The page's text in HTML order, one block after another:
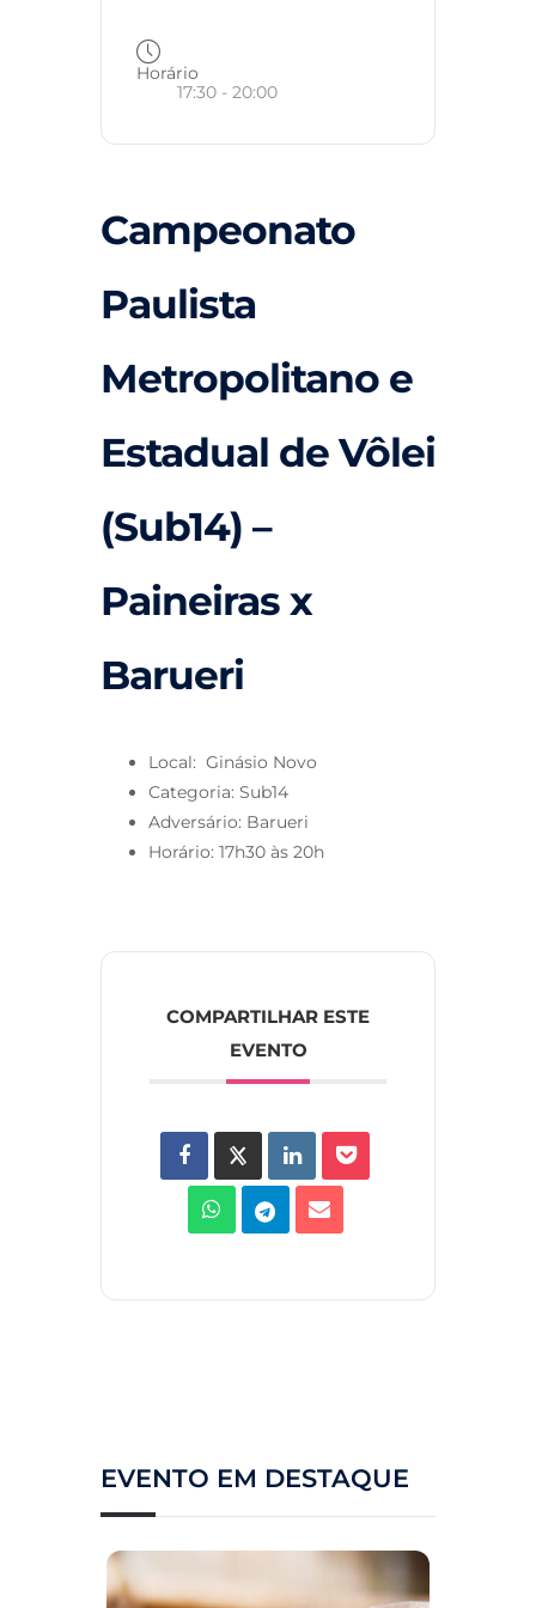
Horário
17:30 - 20:00
Campeonato
Paulista
Metropolitano e
Estadual de Vôlei
(Sub14) –
Paineiras x
Barueri
Local: Ginásio Novo
Categoria: Sub14
Adversário: Barueri
Horário: 17h30 às 20h
COMPARTILHAR ESTE
EVENTO
EVENTO EM DESTAQUE